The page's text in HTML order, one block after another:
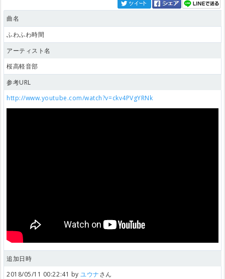
曲名
ふわふわ時間
アーティスト名
桜高軽音部
参考URL
http://www.youtube.com/watch?v=ckv4PVgYRNk
追加日時
2018/05/11 00:22:41 byユウナさん